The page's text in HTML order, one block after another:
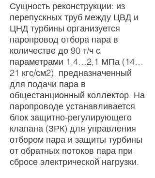
Сущность реконструкции: из
перепускных труб между ЦВД и
ЦНД турбины организуется
паропровод отбора пара в
количестве до 90 т/ч с
параметрами 1,4…2,1 МПа (14…
21 кгс/см2), предназначенный
для подачи пара в
общестанционный коллектор. На
паропроводе устанавливается
блок защитно-регулирующего
клапана (ЗРК) для управления
отбором пара и защиты турбины
от обратных потоков пара при
сбросе электрической нагрузки.